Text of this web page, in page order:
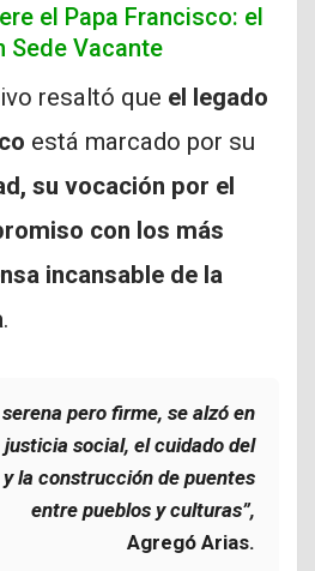
el Papa Francisco: el
Sede Vacante
resaltó que el legado
está marcado por su
su vocación por el
con los más
incansable de la
.
serena pero firme, se alzó en
social, el cuidado del
la construcción de puentes
entre pueblos y culturas”,
Agregó Arias.